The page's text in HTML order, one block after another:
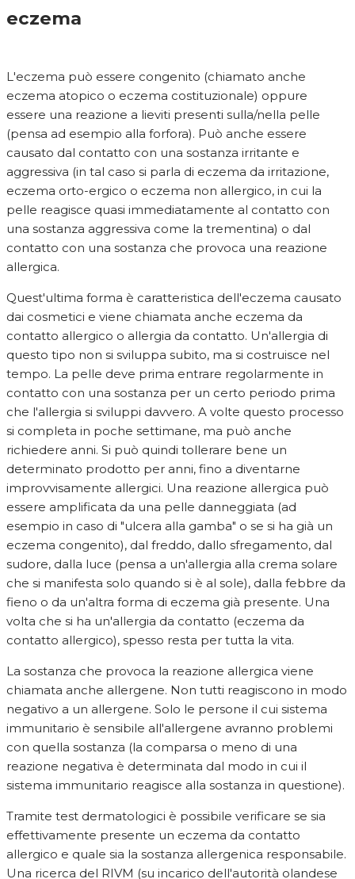
eczema
L'eczema può essere congenito (chiamato anche
eczema atopico o eczema costituzionale) oppure
essere una reazione a lieviti presenti sulla/nella pelle
(pensa ad esempio alla forfora). Può anche essere
causato dal contatto con una sostanza irritante e
aggressiva (in tal caso si parla di eczema da irritazione,
eczema orto-ergico o eczema non allergico, in cui la
pelle reagisce quasi immediatamente al contatto con
una sostanza aggressiva come la trementina) o dal
contatto con una sostanza che provoca una reazione
allergica.
Quest'ultima forma è caratteristica dell'eczema causato
dai cosmetici e viene chiamata anche eczema da
contatto allergico o allergia da contatto. Un'allergia di
questo tipo non si sviluppa subito, ma si costruisce nel
tempo. La pelle deve prima entrare regolarmente in
contatto con una sostanza per un certo periodo prima
che l'allergia si sviluppi davvero. A volte questo processo
si completa in poche settimane, ma può anche
richiedere anni. Si può quindi tollerare bene un
determinato prodotto per anni, fino a diventarne
improvvisamente allergici. Una reazione allergica può
essere amplificata da una pelle danneggiata (ad
esempio in caso di "ulcera alla gamba" o se si ha già un
eczema congenito), dal freddo, dallo sfregamento, dal
sudore, dalla luce (pensa a un'allergia alla crema solare
che si manifesta solo quando si è al sole), dalla febbre da
fieno o da un'altra forma di eczema già presente. Una
volta che si ha un'allergia da contatto (eczema da
contatto allergico), spesso resta per tutta la vita.
La sostanza che provoca la reazione allergica viene
chiamata anche allergene. Non tutti reagiscono in modo
negativo a un allergene. Solo le persone il cui sistema
immunitario è sensibile all'allergene avranno problemi
con quella sostanza (la comparsa o meno di una
reazione negativa è determinata dal modo in cui il
sistema immunitario reagisce alla sostanza in questione).
Tramite test dermatologici è possibile verificare se sia
effettivamente presente un eczema da contatto
allergico e quale sia la sostanza allergenica responsabile.
Una ricerca del RIVM (su incarico dell'autorità olandese